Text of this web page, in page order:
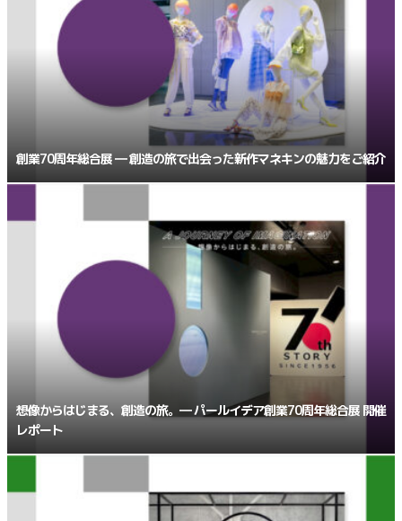
創業70周年総合展 ― 創造の旅で出会った新作マネキンの魅力をご紹介
想像からはじまる、創造の旅。― パールイデア創業70周年総合展 開催
レポート